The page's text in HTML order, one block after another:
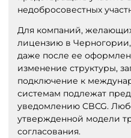
недобросовестных
Для компаний,
лицензию в Черногории,
даже после ее
изменение структуры,
подключение к
системам подлежат
уведомлению CBCG.
утвержденной модели
согласования.